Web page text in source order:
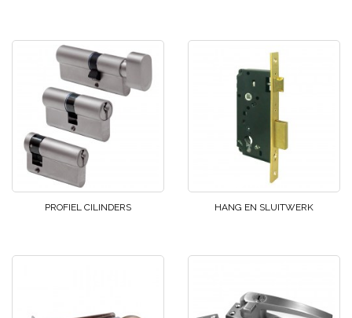
PROFIEL CILINDERS HANG EN SLUITWERK